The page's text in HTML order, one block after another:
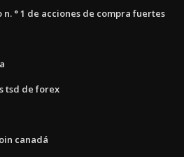
n. ° 1 de acciones de compra fuertes
tsd de forex
canadá